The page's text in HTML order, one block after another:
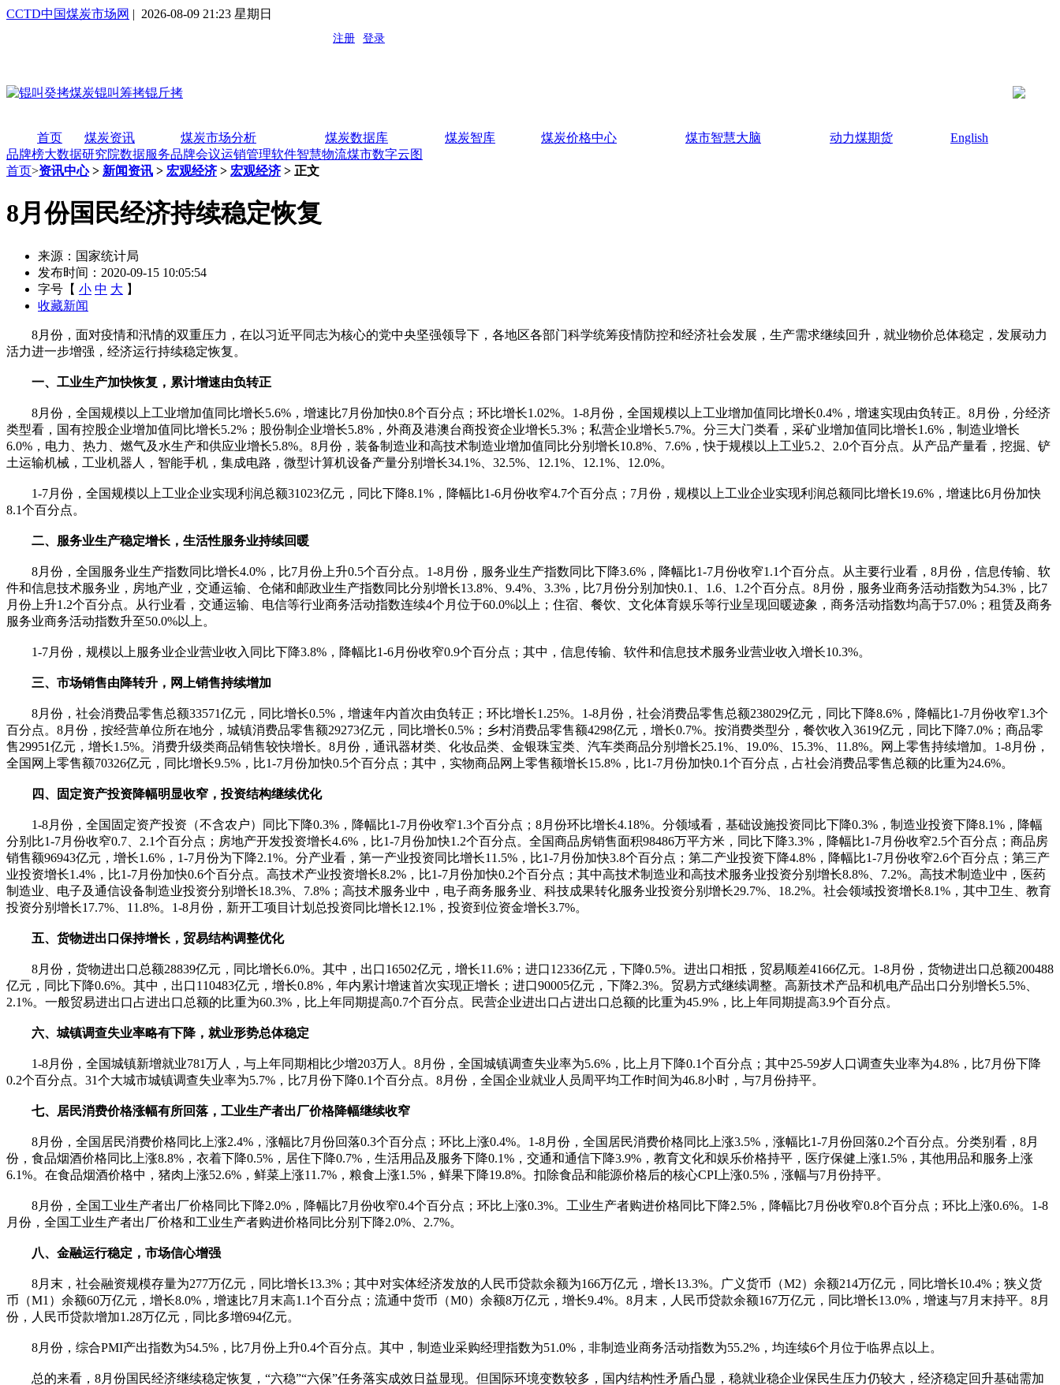
CCTD中国煤炭市场网 | 2026-08-09 21:23 星期日
首页 煤炭资讯 煤炭市场分析 煤炭数据库 煤炭智库 煤炭价格中心 煤市智慧大脑 动力煤期货
English
品牌榜大数据研究院数据服务品牌会议运销管理软件智慧物流煤市数字云图
首页>资讯中心> 新闻资讯 > 宏观经济> 宏观经济> 正文
8月份国民经济持续稳定恢复
来源：国家统计局
发布时间：2020-09-15 10:05:54
字号【 小 中 大 】
收藏新闻
8月份，面对疫情和汛情的双重压力，在以习近平同志为核心的党中央坚强领导下，各地区各部门科学统筹疫情防控和经济社会发展，生产需求继续回升，就业物价总体稳定，发展动力
活力进一步增强，经济运行持续稳定恢复。
一、工业生产加快恢复，累计增速由负转正
8月份，全国规模以上工业增加值同比增长5.6%，增速比7月份加快0.8个百分点；环比增长1.02%。1-8月份，全国规模以上工业增加值同比增长0.4%，增速实现由负转正。8月份，分经济
类型看，国有控股企业增加值同比增长5.2%；股份制企业增长5.8%，外商及港澳台商投资企业增长5.3%；私营企业增长5.7%。分三大门类看，采矿业增加值同比增长1.6%，制造业增长
6.0%，电力、热力、燃气及水生产和供应业增长5.8%。8月份，装备制造业和高技术制造业增加值同比分别增长10.8%、7.6%，快于规模以上工业5.2、2.0个百分点。从产品产量看，挖掘、铲
土运输机械，工业机器人，智能手机，集成电路，微型计算机设备产量分别增长34.1%、32.5%、12.1%、12.1%、12.0%。
1-7月份，全国规模以上工业企业实现利润总额31023亿元，同比下降8.1%，降幅比1-6月份收窄4.7个百分点；7月份，规模以上工业企业实现利润总额同比增长19.6%，增速比6月份加快
8.1个百分点。
二、服务业生产稳定增长，生活性服务业持续回暖
8月份，全国服务业生产指数同比增长4.0%，比7月份上升0.5个百分点。1-8月份，服务业生产指数同比下降3.6%，降幅比1-7月份收窄1.1个百分点。从主要行业看，8月份，信息传输、软
件和信息技术服务业，房地产业，交通运输、仓储和邮政业生产指数同比分别增长13.8%、9.4%、3.3%，比7月份分别加快0.1、1.6、1.2个百分点。8月份，服务业商务活动指数为54.3%，比7
月份上升1.2个百分点。从行业看，交通运输、电信等行业商务活动指数连续4个月位于60.0%以上；住宿、餐饮、文化体育娱乐等行业呈现回暖迹象，商务活动指数均高于57.0%；租赁及商务
服务业商务活动指数升至50.0%以上。
1-7月份，规模以上服务业企业营业收入同比下降3.8%，降幅比1-6月份收窄0.9个百分点；其中，信息传输、软件和信息技术服务业营业收入增长10.3%。
三、市场销售由降转升，网上销售持续增加
8月份，社会消费品零售总额33571亿元，同比增长0.5%，增速年内首次由负转正；环比增长1.25%。1-8月份，社会消费品零售总额238029亿元，同比下降8.6%，降幅比1-7月份收窄1.3个
百分点。8月份，按经营单位所在地分，城镇消费品零售额29273亿元，同比增长0.5%；乡村消费品零售额4298亿元，增长0.7%。按消费类型分，餐饮收入3619亿元，同比下降7.0%；商品零
售29951亿元，增长1.5%。消费升级类商品销售较快增长。8月份，通讯器材类、化妆品类、金银珠宝类、汽车类商品分别增长25.1%、19.0%、15.3%、11.8%。网上零售持续增加。1-8月份，
全国网上零售额70326亿元，同比增长9.5%，比1-7月份加快0.5个百分点；其中，实物商品网上零售额增长15.8%，比1-7月份加快0.1个百分点，占社会消费品零售总额的比重为24.6%。
四、固定资产投资降幅明显收窄，投资结构继续优化
1-8月份，全国固定资产投资（不含农户）同比下降0.3%，降幅比1-7月份收窄1.3个百分点；8月份环比增长4.18%。分领域看，基础设施投资同比下降0.3%，制造业投资下降8.1%，降幅
分别比1-7月份收窄0.7、2.1个百分点；房地产开发投资增长4.6%，比1-7月份加快1.2个百分点。全国商品房销售面积98486万平方米，同比下降3.3%，降幅比1-7月份收窄2.5个百分点；商品房
销售额96943亿元，增长1.6%，1-7月份为下降2.1%。分产业看，第一产业投资同比增长11.5%，比1-7月份加快3.8个百分点；第二产业投资下降4.8%，降幅比1-7月份收窄2.6个百分点；第三产
业投资增长1.4%，比1-7月份加快0.6个百分点。高技术产业投资增长8.2%，比1-7月份加快0.2个百分点；其中高技术制造业和高技术服务业投资分别增长8.8%、7.2%。高技术制造业中，医药
制造业、电子及通信设备制造业投资分别增长18.3%、7.8%；高技术服务业中，电子商务服务业、科技成果转化服务业投资分别增长29.7%、18.2%。社会领域投资增长8.1%，其中卫生、教育
投资分别增长17.7%、11.8%。1-8月份，新开工项目计划总投资同比增长12.1%，投资到位资金增长3.7%。
五、货物进出口保持增长，贸易结构调整优化
8月份，货物进出口总额28839亿元，同比增长6.0%。其中，出口16502亿元，增长11.6%；进口12336亿元，下降0.5%。进出口相抵，贸易顺差4166亿元。1-8月份，货物进出口总额200488
亿元，同比下降0.6%。其中，出口110483亿元，增长0.8%，年内累计增速首次实现正增长；进口90005亿元，下降2.3%。贸易方式继续调整。高新技术产品和机电产品出口分别增长5.5%、
2.1%。一般贸易进出口占进出口总额的比重为60.3%，比上年同期提高0.7个百分点。民营企业进出口占进出口总额的比重为45.9%，比上年同期提高3.9个百分点。
六、城镇调查失业率略有下降，就业形势总体稳定
1-8月份，全国城镇新增就业781万人，与上年同期相比少增203万人。8月份，全国城镇调查失业率为5.6%，比上月下降0.1个百分点；其中25-59岁人口调查失业率为4.8%，比7月份下降
0.2个百分点。31个大城市城镇调查失业率为5.7%，比7月份下降0.1个百分点。8月份，全国企业就业人员周平均工作时间为46.8小时，与7月份持平。
七、居民消费价格涨幅有所回落，工业生产者出厂价格降幅继续收窄
8月份，全国居民消费价格同比上涨2.4%，涨幅比7月份回落0.3个百分点；环比上涨0.4%。1-8月份，全国居民消费价格同比上涨3.5%，涨幅比1-7月份回落0.2个百分点。分类别看，8月
份，食品烟酒价格同比上涨8.8%，衣着下降0.5%，居住下降0.7%，生活用品及服务下降0.1%，交通和通信下降3.9%，教育文化和娱乐价格持平，医疗保健上涨1.5%，其他用品和服务上涨
6.1%。在食品烟酒价格中，猪肉上涨52.6%，鲜菜上涨11.7%，粮食上涨1.5%，鲜果下降19.8%。扣除食品和能源价格后的核心CPI上涨0.5%，涨幅与7月份持平。
8月份，全国工业生产者出厂价格同比下降2.0%，降幅比7月份收窄0.4个百分点；环比上涨0.3%。工业生产者购进价格同比下降2.5%，降幅比7月份收窄0.8个百分点；环比上涨0.6%。1-8
月份，全国工业生产者出厂价格和工业生产者购进价格同比分别下降2.0%、2.7%。
八、金融运行稳定，市场信心增强
8月末，社会融资规模存量为277万亿元，同比增长13.3%；其中对实体经济发放的人民币贷款余额为166万亿元，增长13.3%。广义货币（M2）余额214万亿元，同比增长10.4%；狭义货
币（M1）余额60万亿元，增长8.0%，增速比7月末高1.1个百分点；流通中货币（M0）余额8万亿元，增长9.4%。8月末，人民币贷款余额167万亿元，同比增长13.0%，增速与7月末持平。8月
份，人民币贷款增加1.28万亿元，同比多增694亿元。
8月份，综合PMI产出指数为54.5%，比7月份上升0.4个百分点。其中，制造业采购经理指数为51.0%，非制造业商务活动指数为55.2%，均连续6个月位于临界点以上。
总的来看，8月份国民经济继续稳定恢复，“六稳”“六保”任务落实成效日益显现。但国际环境变数较多，国内结构性矛盾凸显，稳就业稳企业保民生压力仍较大，经济稳定回升基础需加